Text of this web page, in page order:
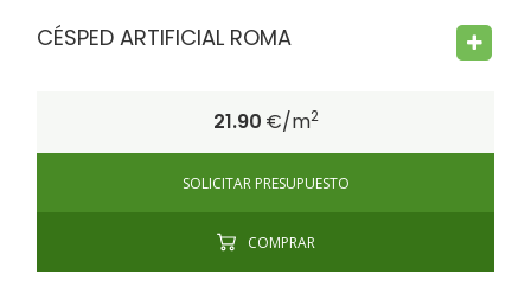
CÉSPED ARTIFICIAL ROMA
21.90 €/m2
SOLICITAR PRESUPUESTO
COMPRAR